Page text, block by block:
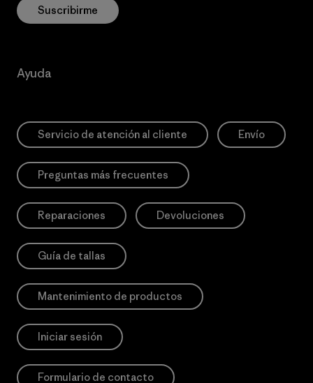
Suscribirme
Ayuda
Servicio de atención al cliente Envío
Preguntas más frecuentes
Reparaciones Devoluciones
Guía de tallas
Mantenimiento de productos
Iniciar sesión
Formulario de contacto